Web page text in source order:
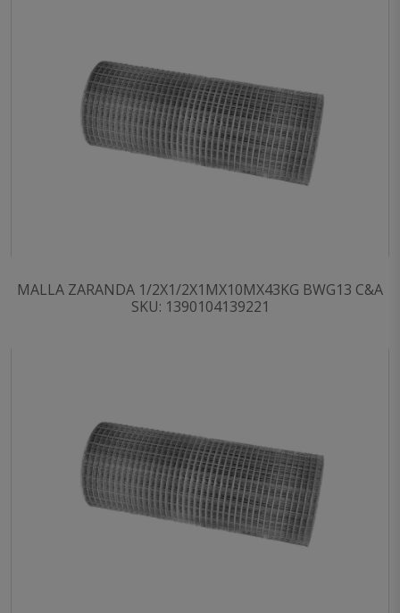
MALLA ZARANDA 1/2X1/2X1MX10MX43KG BWG13 C&A
SKU: 1390104139221